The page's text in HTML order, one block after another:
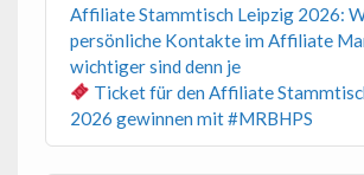
Affiliate Stammtisch Leipzig 2026:
persönliche Kontakte im Affiliate
wichtiger sind denn je
Ticket für den Affiliate
2026 gewinnen mit #MRBHPS